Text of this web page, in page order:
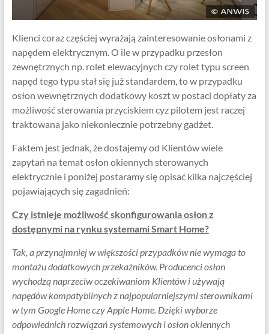
Klienci coraz częściej wyrażają zainteresowanie osłonami z
napędem elektrycznym. O ile w przypadku przesłon
zewnętrznych np. rolet elewacyjnych czy rolet typu screen
napęd tego typu stał się już standardem, to w przypadku
osłon wewnętrznych dodatkowy koszt w postaci dopłaty za
możliwość sterowania przyciskiem cyz pilotem jest raczej
traktowana jako niekoniecznie potrzebny gadżet.
Faktem jest jednak, że dostajemy od Klientów wiele
zapytań na temat osłon okiennych sterowanych
elektrycznie i poniżej postaramy się opisać kilka najczęściej
pojawiających się zagadnień:
Czy istnieje możliwość skonfigurowania osłon z
dostępnymi na rynku systemami Smart Home?
Tak, a przynajmniej w większości przypadków nie wymaga to
montażu dodatkowych przekaźników. Producenci osłon
wychodzą naprzeciw oczekiwaniom Klientów i używają
napędów kompatybilnych z najpopularniejszymi sterownikami
w tym Google Home czy Apple Home. Dzięki wyborze
odpowiednich rozwiązań systemowych i osłon okiennych